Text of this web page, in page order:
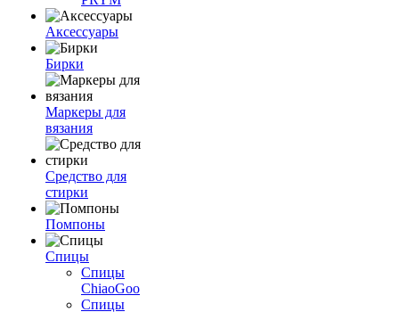
Аксессуары
Бирки
Маркеры для
вязания
Средство для
стирки
Помпоны
Спицы
Спицы
ChiaoGoo
Спицы